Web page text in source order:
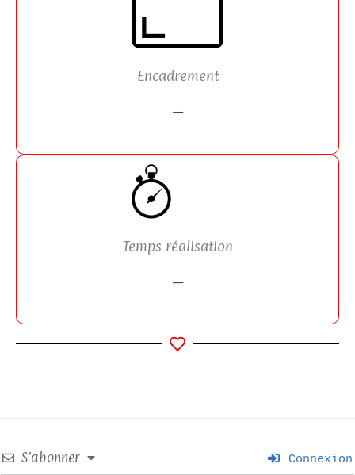
Encadrement
—
Temps réalisation
—
S’abonner Connexion